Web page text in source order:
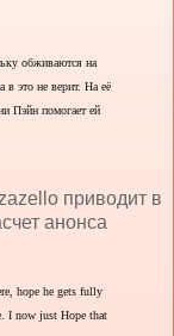
обживаются на
это не верит. На её
Пэйн помогает ей
приводит в
анонса
hope he gets fully
I now just Hope that